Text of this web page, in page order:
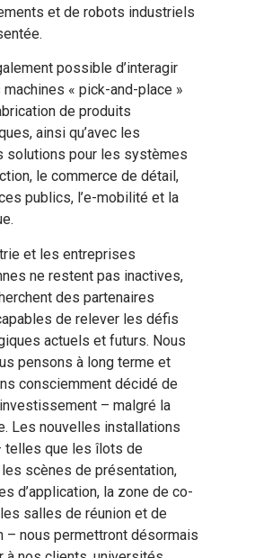
et de robots industriels
possible d’interagir
« pick-and-place »
de produits
ainsi qu’avec les
solutions pour les systèmes
le commerce de détail,
publics, l’e-mobilité et la
et les entreprises
ne restent pas inactives,
des partenaires
de relever les défis
actuels et futurs. Nous
pensons à long terme et
consciemment décidé de
– malgré la
Les nouvelles installations
telles que les îlots de
scènes de présentation,
d’application, la zone de co-
salles de réunion et de
– nous permettront désormais